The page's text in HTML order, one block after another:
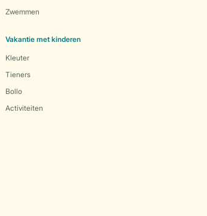
Zwemmen
Vakantie met kinderen
Kleuter
Tieners
Bollo
Activiteiten